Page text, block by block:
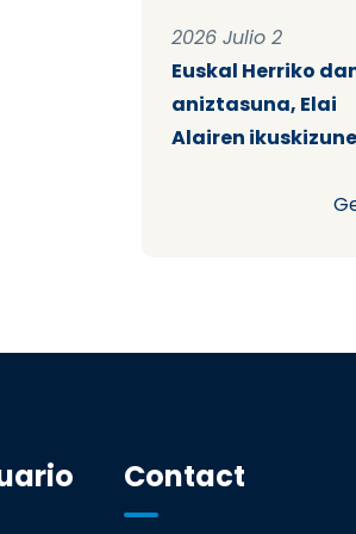
2026 Julio 2
Euskal Herriko
aniztasuna, Elai
Alairen
Contact